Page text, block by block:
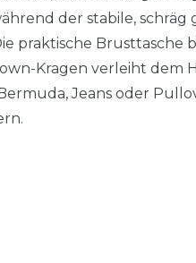
der stabile, schräg
praktische Brusttasche
Kragen verleiht dem
Jeans oder